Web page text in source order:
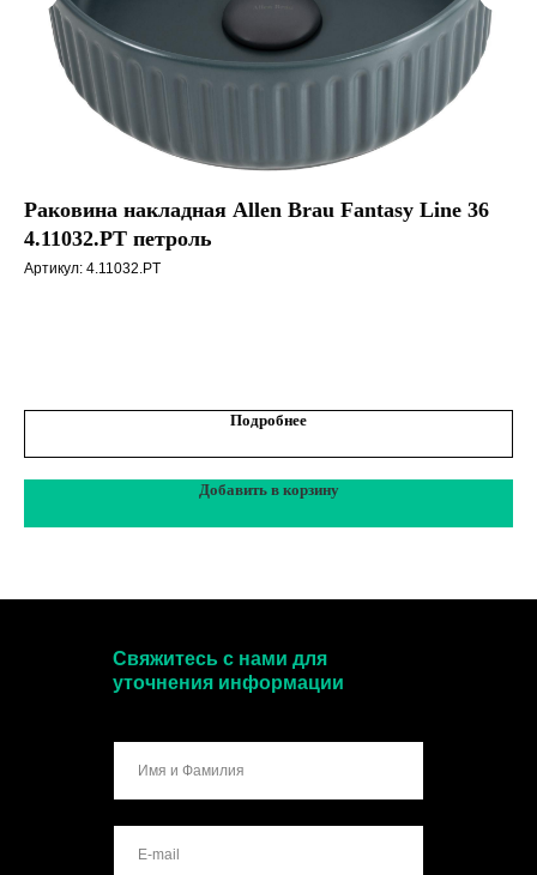
Раковина накладная Allen Brau Fantasy Line 36
4.11032.PT петроль
Артикул: 4.11032.PT
Подробнее
Добавить в корзину
Свяжитесь с нами для
уточнения информации